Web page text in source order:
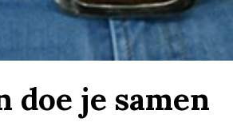
doe je samen